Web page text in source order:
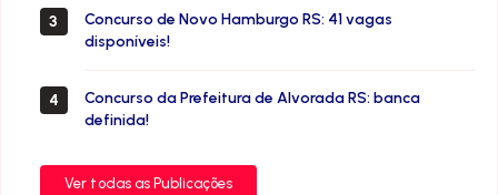
3
Concurso de Novo Hamburgo RS: 41 vagas
disponíveis!
4
Concurso da Prefeitura de Alvorada RS: banca
definida!
Ver todas as Publicações